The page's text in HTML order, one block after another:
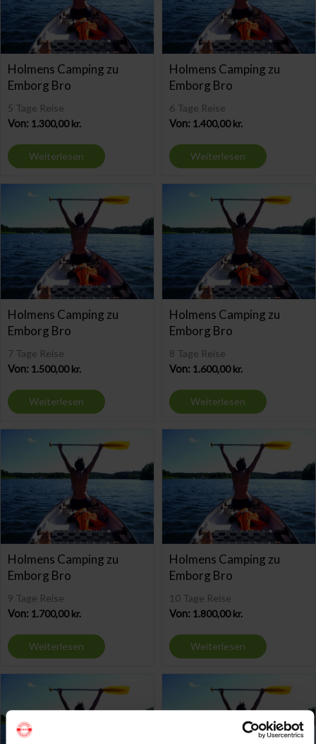
Holmens Camping zu
Emborg Bro
5 Tage Reise
Von: 1.300,00kr.
Weiterlesen
Holmens Camping zu
Emborg Bro
6 Tage Reise
Von: 1.400,00kr.
Weiterlesen
Holmens Camping zu
Emborg Bro
7 Tage Reise
Von: 1.500,00kr.
Weiterlesen
Holmens Camping zu
Emborg Bro
8 Tage Reise
Von: 1.600,00kr.
Weiterlesen
Holmens Camping zu
Emborg Bro
9 Tage Reise
Von: 1.700,00kr.
Weiterlesen
Holmens Camping zu
Emborg Bro
10 Tage Reise
Von: 1.800,00kr.
Weiterlesen